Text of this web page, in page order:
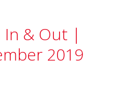
In & Out |
2019